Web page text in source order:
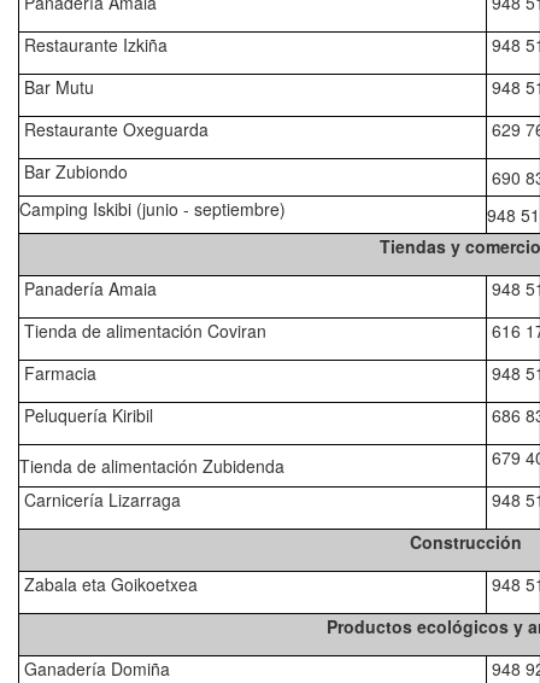
Restaurante Izkiña
948
Bar Mutu
948
Restaurante Oxeguarda
629
Bar Zubiondo
690
Camping Iskibi (junio - septiembre)
948
Tiendas y
Panadería Amaia
948
Tienda de alimentación Coviran
616
Farmacia
948
Peluquería Kiribil
686
Tienda de alimentación Zubidenda
679
Carnicería Lizarraga
948
Construcción
Zabala eta Goikoetxea
948
Productos ecológicos y
Ganadería Domiña
948